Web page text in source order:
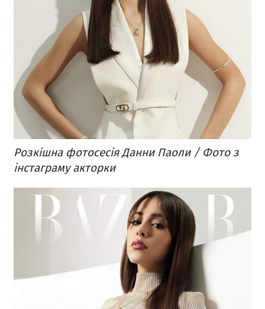
Розкішна фотосесія Данни Паоли / Фото з
інстаграму акторки